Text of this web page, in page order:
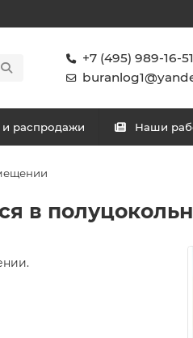
+7 (495) 989-16-51
распродажи Наши
в